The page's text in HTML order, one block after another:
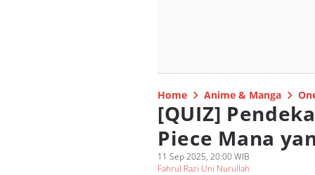
Home Anime & Manga
[QUIZ]
Piece Mana
11 Sep 2025, 20:00 WIB
Fahrul Razi Uni Nurullah